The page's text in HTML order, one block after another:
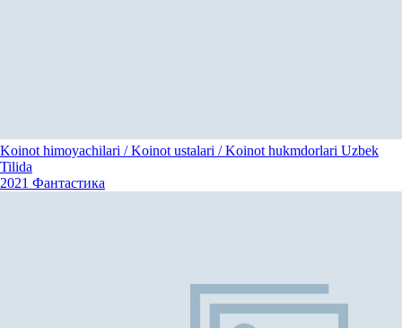
Koinot himoyachilari / Koinot ustalari / Koinot hukmdorlari Uzbek
Tilida
2021 Фантастика